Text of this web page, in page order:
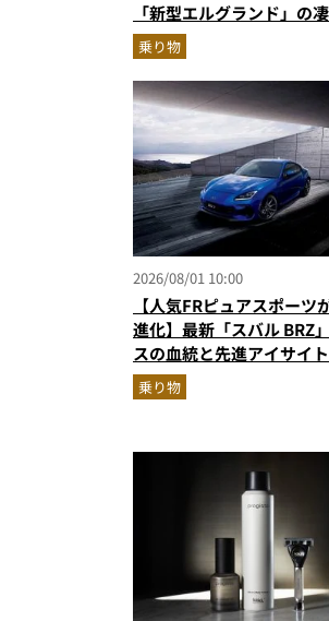
「新型エルグランド」の
ク500Nm超の第3世代e-
和の格調高きデザインを徹
ク
乗り物
2026/08/01 10:00
【人気FRピュアスポーツ
進化】最新「スバル BRZ
スの血統と先進アイサイ
作へ
乗り物